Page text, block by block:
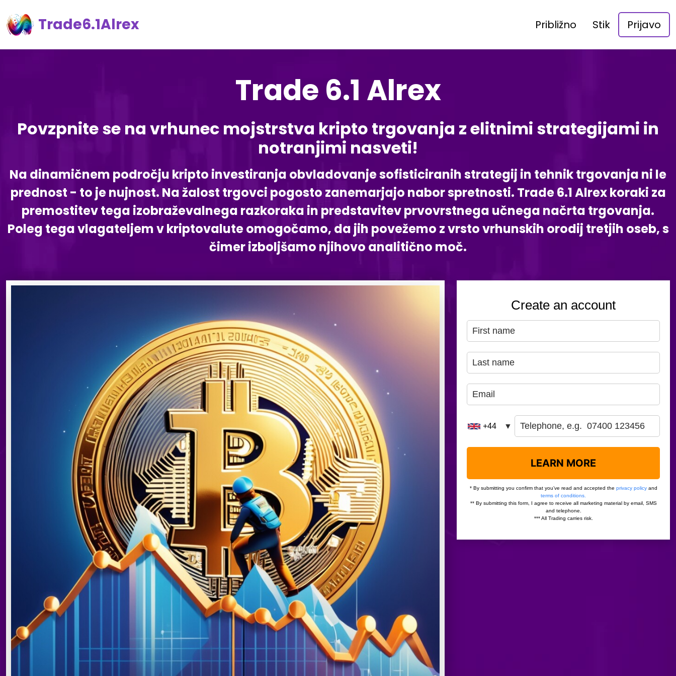
Trade6.1Alrex Približno Stik Prijavo
Trade 6.1 Alrex
Povzpnite se na vrhunec mojstrstva kripto trgovanja z elitnimi strategijami in
notranjimi nasveti!
Na dinamičnem področju kripto investiranja obvladovanje sofisticiranih strategij in tehnik trgovanja ni le
prednost - to je nujnost. Na žalost trgovci pogosto zanemarjajo nabor spretnosti. Trade 6.1 Alrex koraki za
premostitev tega izobraževalnega razkoraka in predstavitev prvovrstnega učnega načrta trgovanja.
Poleg tega vlagateljem v kriptovalute omogočamo, da jih povežemo z vrsto vrhunskih orodij tretjih oseb, s
čimer izboljšamo njihovo analitično moč.